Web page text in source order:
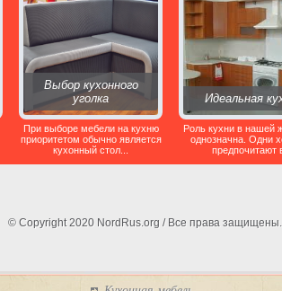
Выбор кухонного
уголка
При выборе мебели на кухню
приоритетом обычно является
кухонный стол...
Идеальная
Роль кухни в нашей
однозначна. Одни
предпочитают
© Copyright 2020 NordRus.org / Все права